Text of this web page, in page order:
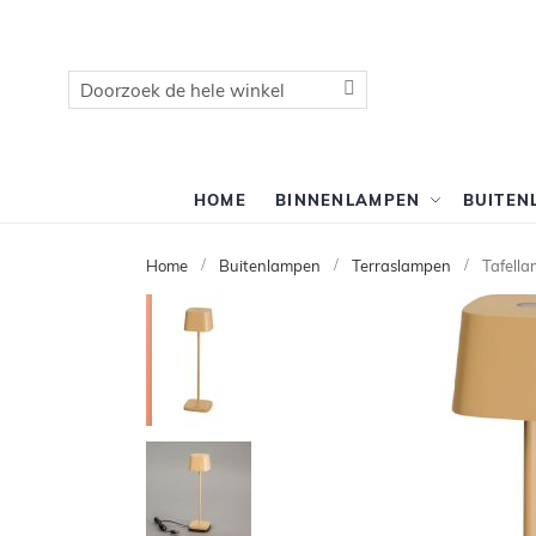
Zoek
HOME BINNENLAMPEN
Home Buitenlampen Terraslampen
de
afbeeldingen-
gallerij